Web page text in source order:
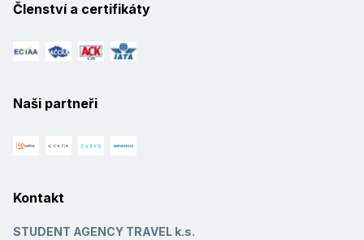
Členství a certifikáty
Naši partneři
Kontakt
STUDENT AGENCY TRAVEL k.s.